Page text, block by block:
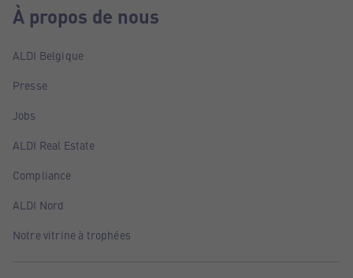
À propos de nous
ALDI Belgique
Presse
Jobs
ALDI Real Estate
Compliance
ALDI Nord
Notre vitrine à trophées